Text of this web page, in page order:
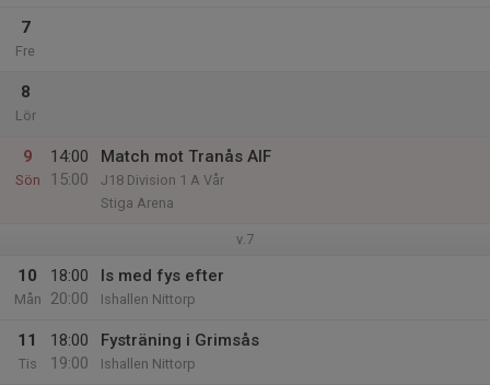
7
Fre
8
Lör
9
Sön
14:00
15:00
Match mot Tranås AIF
J18 Division 1 A Vår
Stiga Arena
v.7
10
Mån
18:00
20:00
Is med fys efter
Ishallen Nittorp
11
Tis
18:00
19:00
Fysträning i Grimsås
Ishallen Nittorp